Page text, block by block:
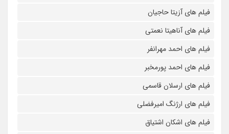
فیلم های آزیتا حاجیان
فیلم های آناهیتا نعمتی
فیلم های احمد مهرانفر
فیلم های احمد پورمخبر
فیلم های ارسلان قاسمی
فیلم های ارژنگ امیرفضلی
فیلم های اشکان اشتیاق